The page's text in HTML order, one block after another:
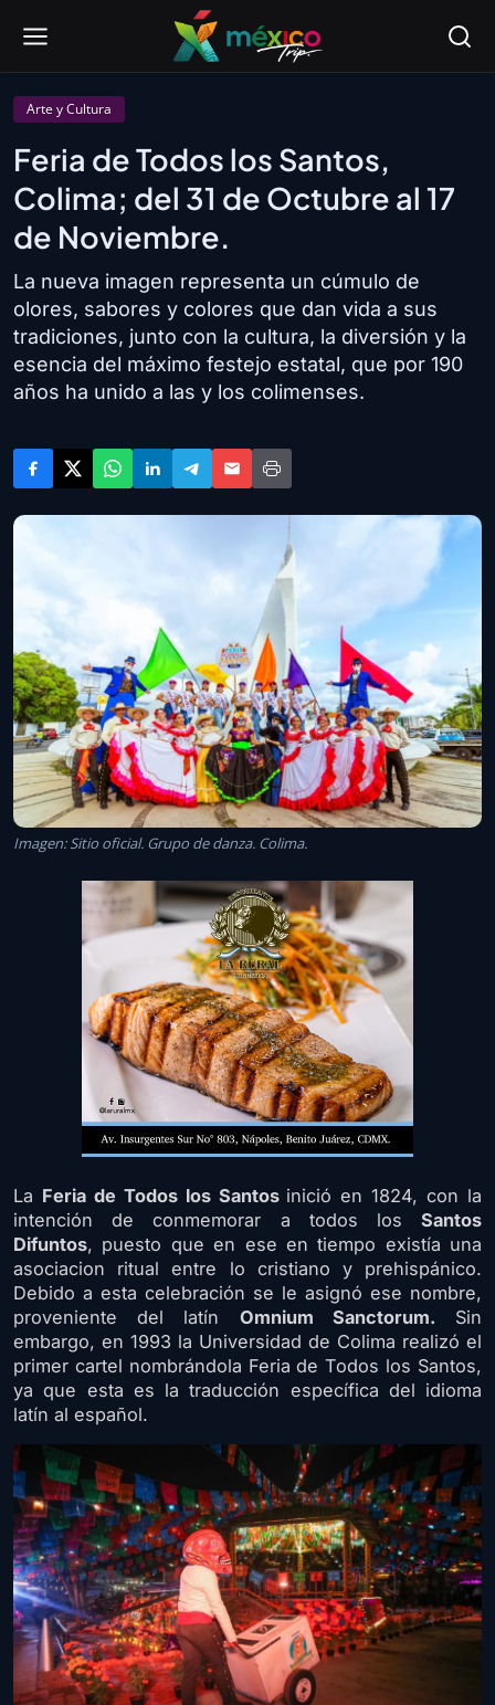
Arte y Cultura
Feria de Todos los Santos,
Colima; del 31 de Octubre al 17
de Noviembre.
La nueva imagen representa un cúmulo de
olores, sabores y colores que dan vida a sus
tradiciones, junto con la cultura, la diversión y la
esencia del máximo festejo estatal, que por 190
años ha unido a las y los colimenses.
Imagen: Sitio oficial. Grupo de danza. Colima.
La Feria de Todos los Santos inició en 1824, con la
intención de conmemorar a todos los Santos
Difuntos, puesto que en ese en tiempo existía una
asociacion ritual entre lo cristiano y prehispánico.
Debido a esta celebración se le asignó ese nombre,
proveniente del latín Omnium Sanctorum. Sin
embargo, en 1993 la Universidad de Colima realizó el
primer cartel nombrándola Feria de Todos los Santos,
ya que esta es la traducción específica del idioma
latín al español.